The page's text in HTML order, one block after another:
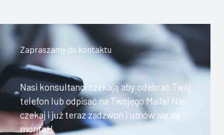
Zapraszamy do kontaktu
Nasi konsultanci czekają aby odebrać Twój
telefon lub odpisać na Twojego Maila! Nie
czekaj i już teraz zadzwoń i umów się na
montaż!